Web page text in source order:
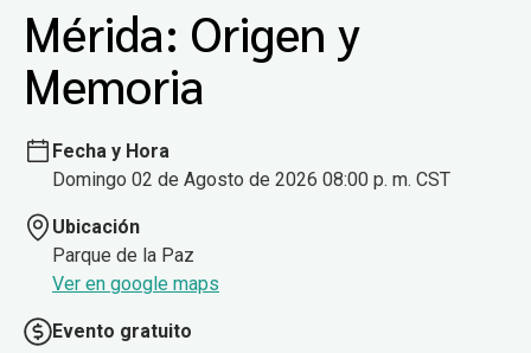
Mérida: Origen y
Memoria
Fecha y Hora
Domingo 02 de Agosto de 2026 08:00 p. m. CST
Ubicación
Parque de la Paz
Ver en google maps
Evento gratuito